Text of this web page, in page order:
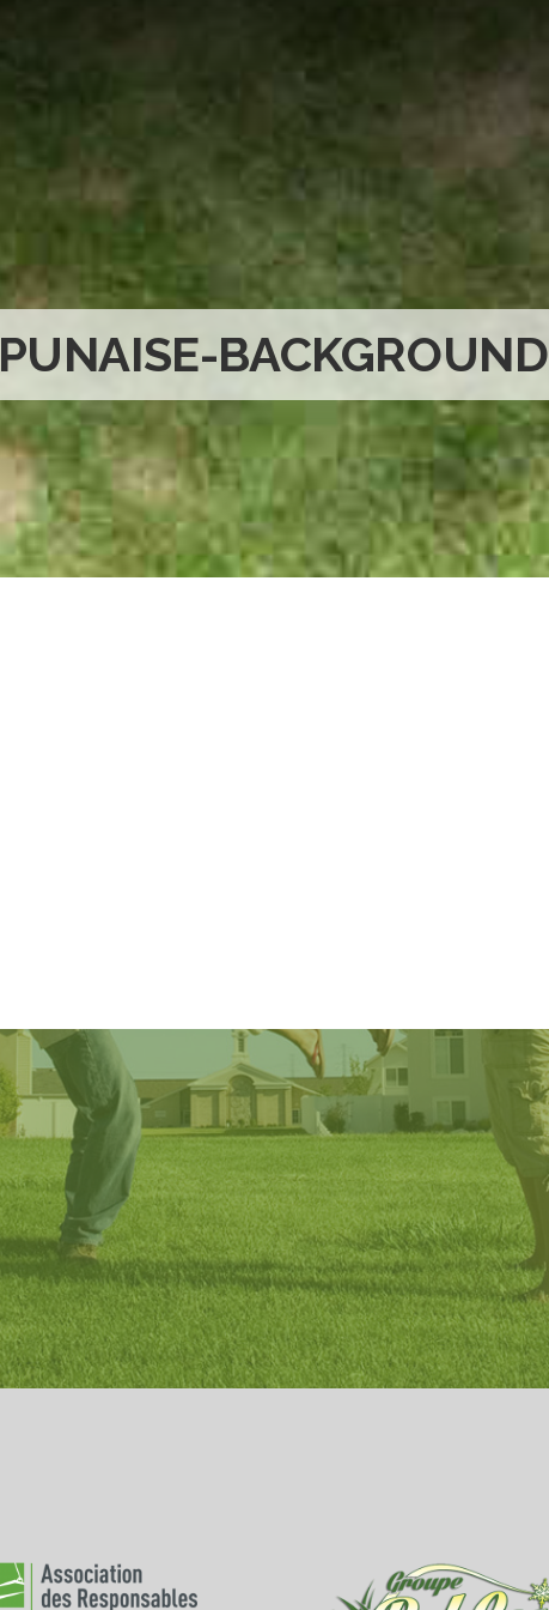
PUNAISE-BACKGROUND